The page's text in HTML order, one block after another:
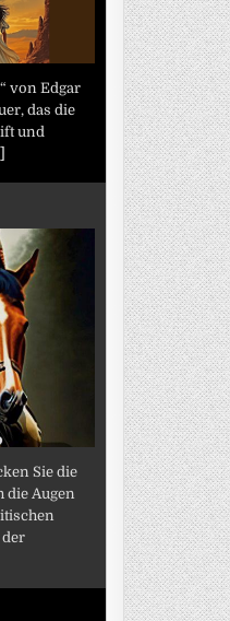
von Edgar
das die
und
Sie die
die Augen